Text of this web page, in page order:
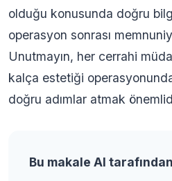
olduğu konusunda doğru
operasyon sonrası
Unutmayın, her cerrahi
kalça estetiği
doğru adımlar atmak
Bu makale AI